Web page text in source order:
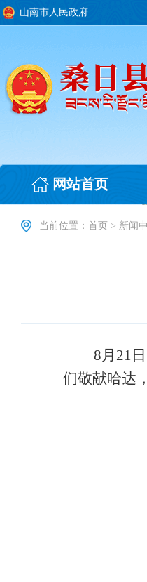
山南市人民政府
网站首页
当前位置： 首页 > 新闻
8月21日，
们敬献哈达